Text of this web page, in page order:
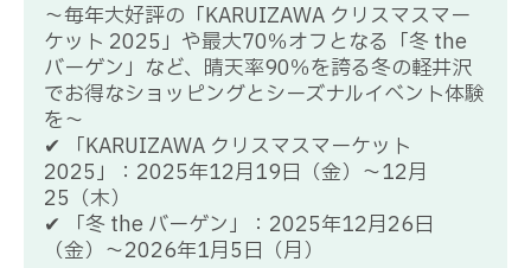
～毎年大好評の「KARUIZAWA クリスマスマー
ケット 2025」や最大70％オフとなる「冬 the
バーゲン」など、晴天率90％を誇る冬の軽井沢
でお得なショッピングとシーズナルイベント体験
を～
✔ 「KARUIZAWA クリスマスマーケット
2025」：2025年12月19日（金）～12月
25（木）
✔ 「冬 the バーゲン」：2025年12月26日
（金）～2026年1月5日（月）